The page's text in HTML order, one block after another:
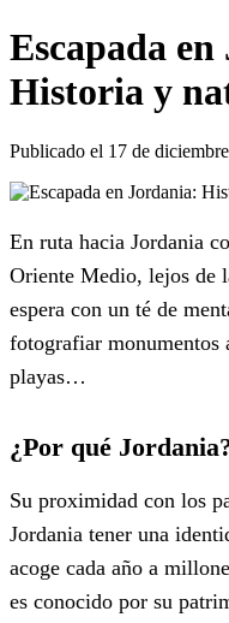
Escapada
Historia y
Publicado el 17 de
En ruta hacia Jordania
Oriente Medio, lejos de
espera con un té de
fotografiar monumentos
playas…
¿Por qué
Su proximidad con los
Jordania tener una
acoge cada año a
es conocido por su